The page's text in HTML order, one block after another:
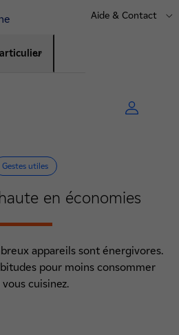
Aide & Contact
Gestes utiles
haute en économies
appareils sont énergivores.
pour moins consommer
vous cuisinez.